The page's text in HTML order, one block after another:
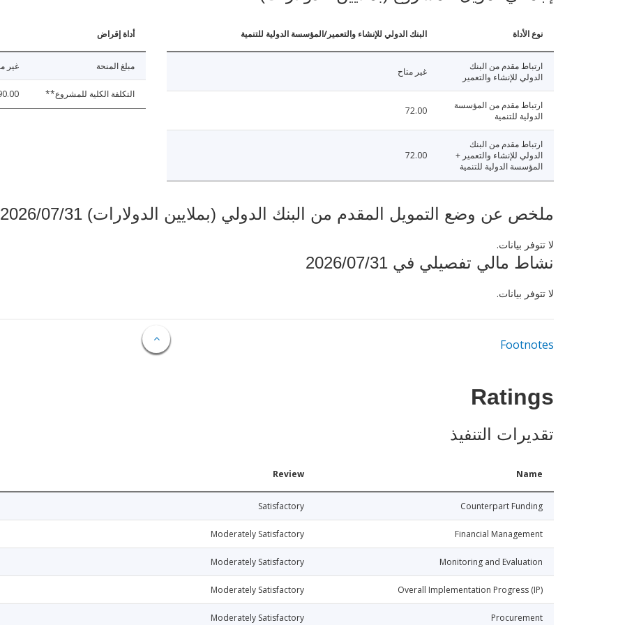
نوع الأداة البنك الدولي للإنشاء والتعمير/المؤسسة الدولية للتنمية
ارتباط مقدم من البنك
الدولي للإنشاء والتعمير
غير متاح
ارتباط مقدم من المؤسسة
الدولية للتنمية
72.00
ارتباط مقدم من البنك
الدولي للإنشاء والتعمير +
المؤسسة الدولية للتنمية
72.00
أداة إقراض
مبلغ المنحة غير
التكلفة الكلية للمشروع**
ملخص عن وضع التمويل المقدم من البنك الدولي (بملايين الدولارات) 2026/07/31
لا تتوفر بيانات.
نشاط مالي تفصيلي في 2026/07/31
لا تتوفر بيانات.
Footnotes
Ratings
تقديرات التنفيذ
Name
Review
Counterpart Funding
Satisfactory
Financial Management
Moderately Satisfactory
Monitoring and Evaluation
Moderately Satisfactory
Overall Implementation Progress (IP)
Moderately Satisfactory
Procurement
Moderately Satisfactory